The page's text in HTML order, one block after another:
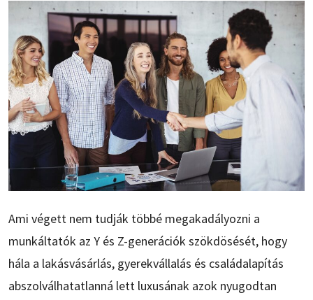
Ami végett nem tudják többé megakadályozni a
munkáltatók az Y és Z-generációk szökdösését, hogy
hála a lakásvásárlás, gyerekvállalás és családalapítás
abszolválhatatlanná lett luxusának azok nyugodtan